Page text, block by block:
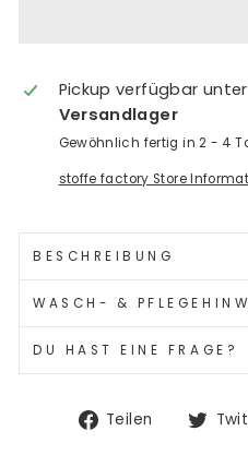
Pickup verfügbar unter
Versandlager
Gewöhnlich fertig in 2 - 4
stoffe factory Store
BESCHREIBUNG
WASCH- &
DU HAST EINE FRAGE?
Teilen
Auf